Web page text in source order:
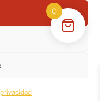
reservados
0